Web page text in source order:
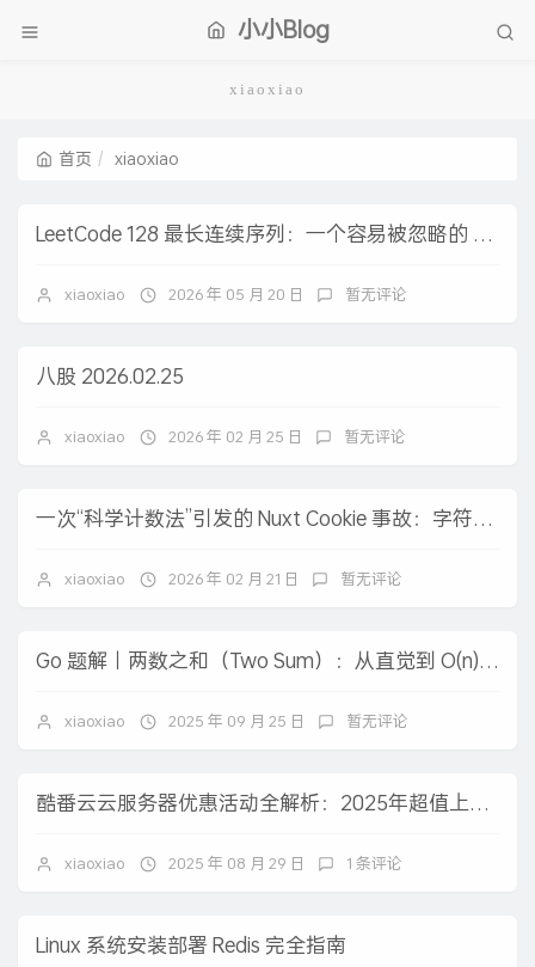
小小Blog
xiaoxiao
首页 xiaoxiao
LeetCode 128 最长连续序列：一个容易被忽略的 O(n) 陷阱
xiaoxiao 2026 年 05 月 20 日 暂无评论
八股 2026.02.25
xiaoxiao 2026 年 02 月 25 日 暂无评论
一次“科学计数法”引发的 Nuxt Cookie 事故：字符串竟然变成了 Infinity
xiaoxiao 2026 年 02 月 21 日 暂无评论
Go 题解｜两数之和（Two Sum）：从直觉到 O(n) 的一步步实现
xiaoxiao 2025 年 09 月 25 日 暂无评论
酷番云云服务器优惠活动全解析：2025年超值上云特惠方案
xiaoxiao 2025 年 08 月 29 日 1 条评论
Linux 系统安装部署 Redis 完全指南